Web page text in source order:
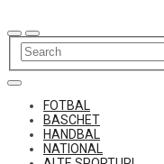
to
content
FOTBAL
BASCHET
HANDBAL
NATIONAL